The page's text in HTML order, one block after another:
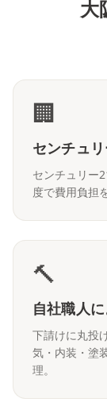
大
🏢
センチュ
センチュリー
度で費用負担
🔨
自社職人
下請けに丸投
気・内装・塗
理。